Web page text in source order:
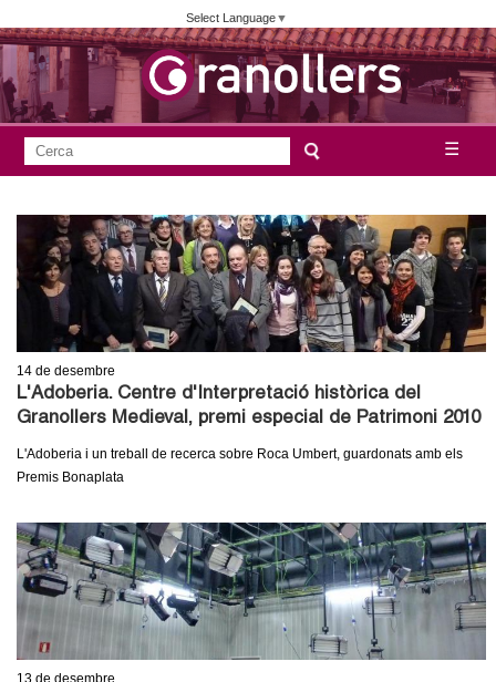
Vés
al
contingut
Select Language▼
m
☰
F
a
r
i
d
e
e
r
c
a
e
c
a
14 de desembre
L'Adoberia. Centre d'Interpretació històrica del
Granollers Medieval, premi especial de Patrimoni 2010
L'Adoberia i un treball de recerca sobre Roca Umbert, guardonats amb els
Premis Bonaplata
13 de desembre